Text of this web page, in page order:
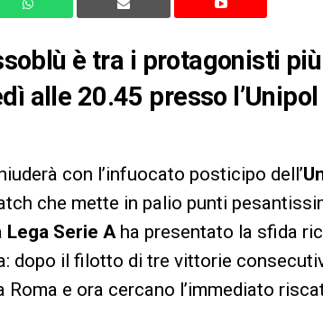
è tra i protagonisti
alle 20.45 presso l’Unipol
con l’infuocato posticipo dell’
che mette in palio punti
Lega Serie Aha presentato la sfida
dopo il filotto di tre vittorie
Roma e ora cercano l’immediato